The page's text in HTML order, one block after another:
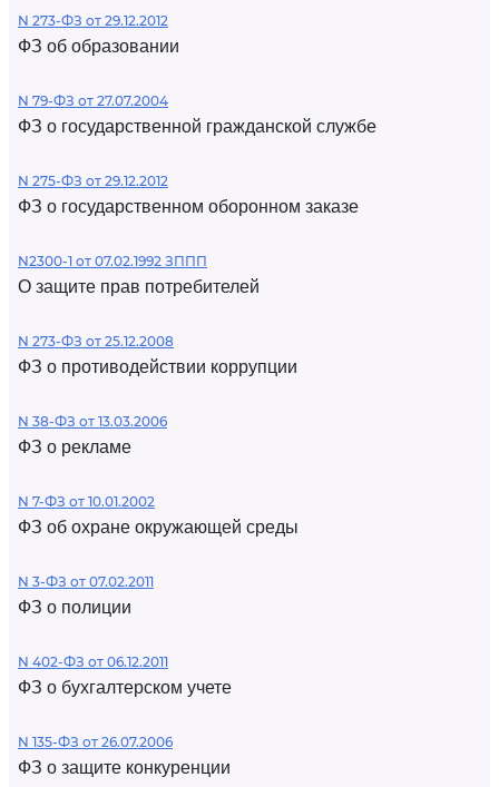
N 273-ФЗ от 29.12.2012
ФЗ об образовании
N 79-ФЗ от 27.07.2004
ФЗ о государственной гражданской службе
N 275-ФЗ от 29.12.2012
ФЗ о государственном оборонном заказе
N2300-1 от 07.02.1992 ЗППП
О защите прав потребителей
N 273-ФЗ от 25.12.2008
ФЗ о противодействии коррупции
N 38-ФЗ от 13.03.2006
ФЗ о рекламе
N 7-ФЗ от 10.01.2002
ФЗ об охране окружающей среды
N 3-ФЗ от 07.02.2011
ФЗ о полиции
N 402-ФЗ от 06.12.2011
ФЗ о бухгалтерском учете
N 135-ФЗ от 26.07.2006
ФЗ о защите конкуренции